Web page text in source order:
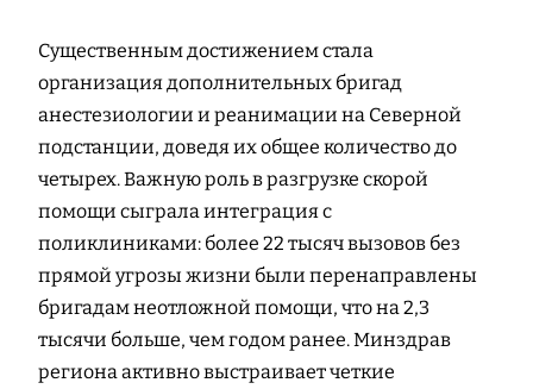
Существенным достижением стала
организация дополнительных бригад
анестезиологии и реанимации на Северной
подстанции, доведя их общее количество до
четырех. Важную роль в разгрузке скорой
помощи сыграла интеграция с
поликлиниками: более 22 тысяч вызовов без
прямой угрозы жизни были перенаправлены
бригадам неотложной помощи, что на 2,3
тысячи больше, чем годом ранее. Минздрав
региона активно выстраивает четкие